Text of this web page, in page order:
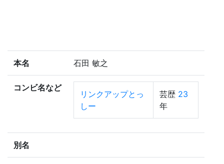
本名 石田 敏之
コンビ名など
リンクアップとっ
しー
芸歴 23
年
別名